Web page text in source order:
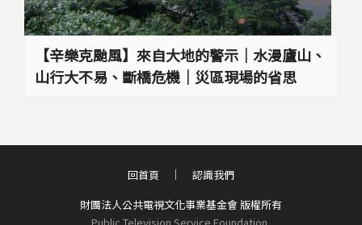
【辛樂克颱風】來自大地的警示｜水漫廬山、
山行大不易、斷橋危機｜災區現場的省思
財團法人公共電視文化事業基金會 版權所有
回首頁 認識我們